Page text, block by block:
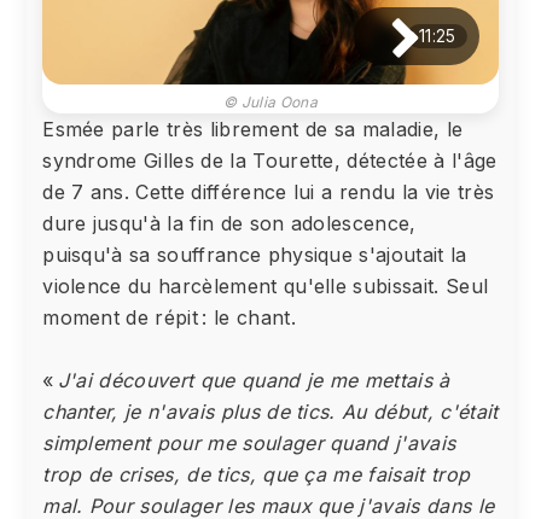
11:25
© Julia Oona
Esmée parle très librement de sa maladie, le
syndrome Gilles de la Tourette, détectée à l'âge
de 7 ans. Cette différence lui a rendu la vie très
dure jusqu'à la fin de son adolescence,
puisqu'à sa souffrance physique s'ajoutait la
violence du harcèlement qu'elle subissait. Seul
moment de répit : le chant.
« J'ai découvert que quand je me mettais à
chanter, je n'avais plus de tics. Au début, c'était
simplement pour me soulager quand j'avais
trop de crises, de tics, que ça me faisait trop
mal. Pour soulager les maux que j'avais dans le